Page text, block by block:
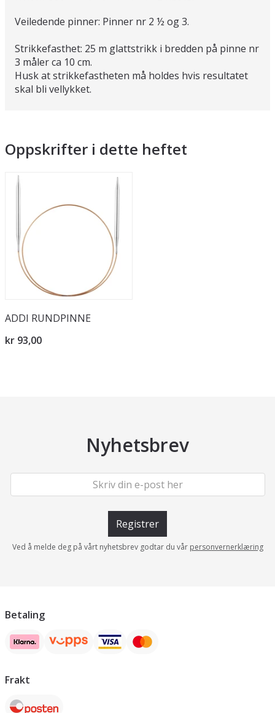
Veiledende pinner: Pinner nr 2 ½ og 3.
Strikkefasthet: 25 m glattstrikk i bredden på pinne nr
3 måler ca 10 cm.
Husk at strikkefastheten må holdes hvis resultatet
skal bli vellykket.
Oppskrifter i dette heftet
ADDI RUNDPINNE
kr 93,00
Nyhetsbrev
Registrer
Ved å melde deg på vårt nyhetsbrev godtar du vår personvernerklæring
Betaling
Frakt